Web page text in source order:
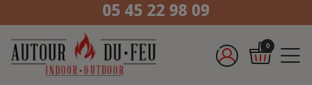
05 45 22 98 09
0